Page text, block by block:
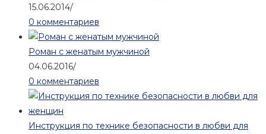
15.06.2014/
0 комментариев
Роман с женатым мужчиной
04.06.2016/
0 комментариев
Инструкция по технике безопасности в любви для